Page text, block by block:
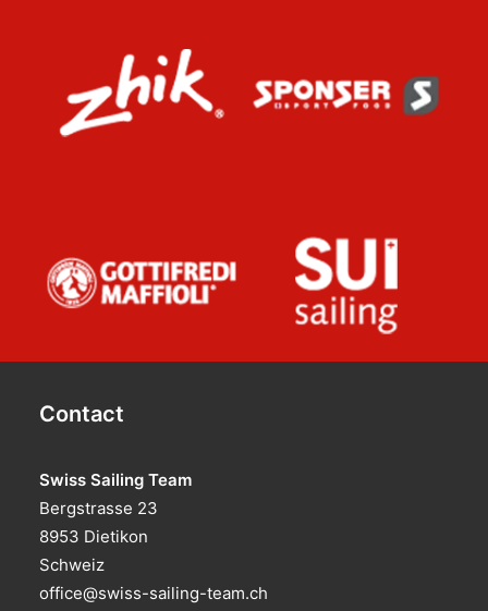
Contact
Swiss Sailing Team
Bergstrasse 23
8953 Dietikon
Schweiz
office@swiss-sailing-team.ch